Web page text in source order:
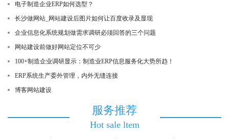
电子制造企业ERP如何选型？
长沙做网站_网站建设后图片如何让百度收录及显现
企业信息化系统规划做需求调研必须回答的三个问题
网站建设前做好网站定位不可少
100+制造企业调研显示：制造业ERP信息服务化大势所趋！
ERP系统生产委外管理，内外无缝连接
博客网站建设
服务推荐
Hot sale ltem